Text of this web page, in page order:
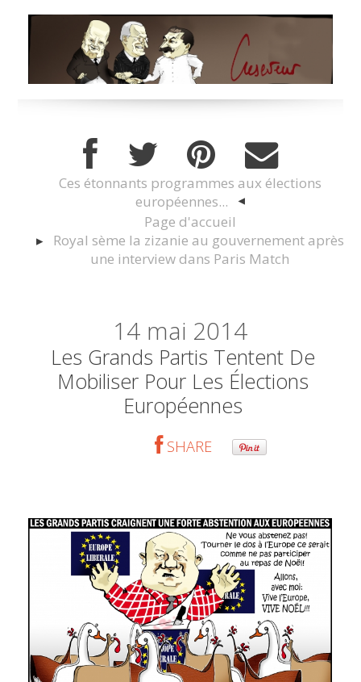
Ces étonnants programmes aux élections
européennes...
Page d'accueil
Royal sème la zizanie au gouvernement après
une interview dans Paris Match
14 mai 2014
Les Grands Partis Tentent De
Mobiliser Pour Les Élections
Européennes
SHARE